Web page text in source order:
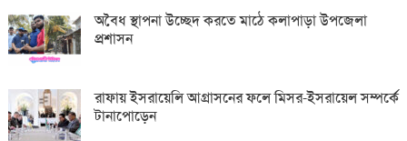
অবৈধ স্থাপনা উচ্ছেদ করতে মাঠে কলাপাড়া উপজেলা
প্রশাসন
রাফায় ইসরায়েলি আগ্রাসনের ফলে মিসর-ইসরায়েল সম্পর্কে
টানাপোড়েন